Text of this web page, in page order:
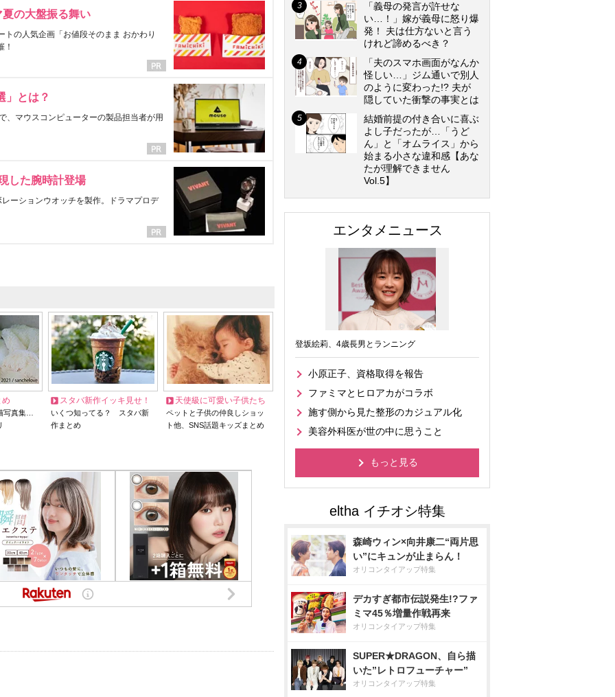
の大盤振る舞い
の人気企画「お値段そのまま おかわり
！
」とは？
、マウスコンピューターの製品担当者が用
した腕時計登場
ーションウオッチを製作。ドラマプロデ
め
写真集…
スタバ新作イッキ見せ！
いくつ知ってる？ スタバ新
作まとめ
天使級に可愛い子供たち
ペットと子供の仲良しショッ
ト他、SNS話題キッズまとめ
「義母の発言が許せな
い…！」嫁が義母に怒り爆
発！ 夫は仕方ないと言う
けれど諦めるべき？
「夫のスマホ画面がなんか
怪しい…」ジム通いで別人
のように変わった!? 夫が
隠していた衝撃の事実とは
結婚前提の付き合いに喜ぶ
よし子だったが…「うど
ん」と「オムライス」から
始まる小さな違和感【あな
たが理解できません
Vol.5】
エンタメニュース
登坂絵莉、4歳長男とランニング
小原正子、資格取得を報告
ファミマとヒロアカがコラボ
施す側から見た整形のカジュアル化
美容外科医が世の中に思うこと
もっと見る
森崎ウィン×向井康二“両片思
い”にキュンが止まらん！
オリコンタイアップ特集
デカすぎ都市伝説発生!?ファ
ミマ45％増量作戦再来
オリコンタイアップ特集
SUPER★DRAGON、自ら描
いた”レトロフューチャー”
オリコンタイアップ特集